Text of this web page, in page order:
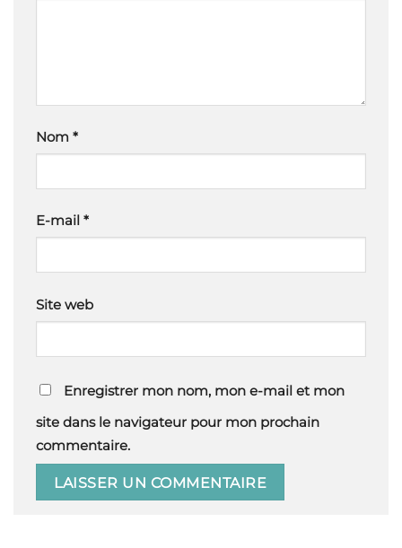
Nom *
E-mail *
Site web
Enregistrer mon nom, mon e-mail et mon
site dans le navigateur pour mon prochain
commentaire.